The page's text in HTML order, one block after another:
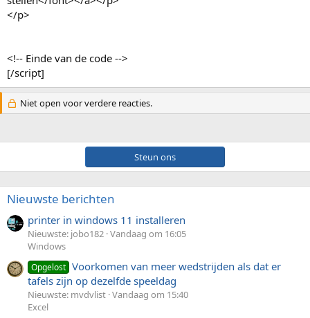
</p>
<!-- Einde van de code -->
[/script]
Niet open voor verdere reacties.
Steun ons
Nieuwste berichten
printer in windows 11 installeren
Nieuwste: jobo182 Vandaag om 16:05
Windows
Opgelost Voorkomen van meer wedstrijden als dat er
tafels zijn op dezelfde speeldag
Nieuwste: mvdvlist Vandaag om 15:40
Excel